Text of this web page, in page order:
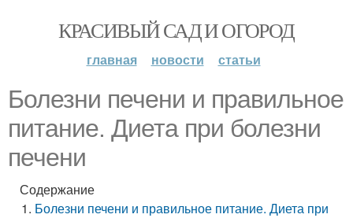
КРАСИВЫЙ САД И ОГОРОД
главная новости статьи
Болезни печени и правильное
питание. Диета при болезни
печени
Содержание
Болезни печени и правильное питание. Диета при